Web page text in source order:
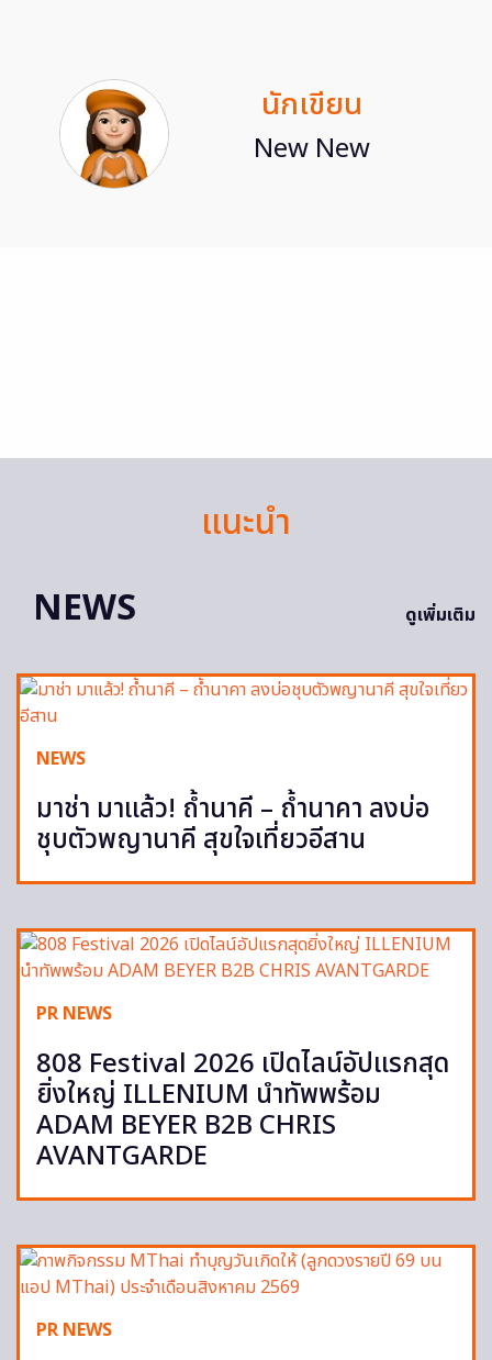
นักเขียน
New New
แนะนำ
NEWS
ดูเพิ่มเติม
NEWS
มาช่า มาแล้ว! ถ้ำนาคี – ถ้ำนาคา ลงบ่อ
ชุบตัวพญานาคี สุขใจเที่ยวอีสาน
PR NEWS
808 Festival 2026 เปิดไลน์อัปแรกสุด
ยิ่งใหญ่ ILLENIUM นำทัพพร้อม
ADAM BEYER B2B CHRIS
AVANTGARDE
PR NEWS